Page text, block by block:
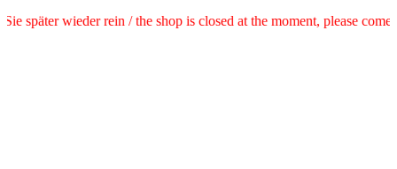
Sie später wieder rein / the shop is closed at the moment,